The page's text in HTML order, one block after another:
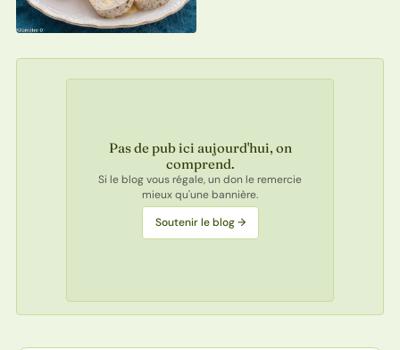
Pas de pub ici aujourd'hui, on
comprend.
Si le blog vous régale, un don le remercie
mieux qu'une bannière.
Soutenir le blog →